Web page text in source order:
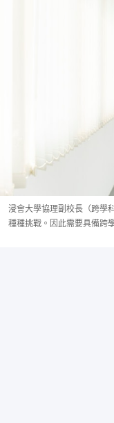
浸會大學協理副校長（跨學
種種挑戰。因此需要具備跨